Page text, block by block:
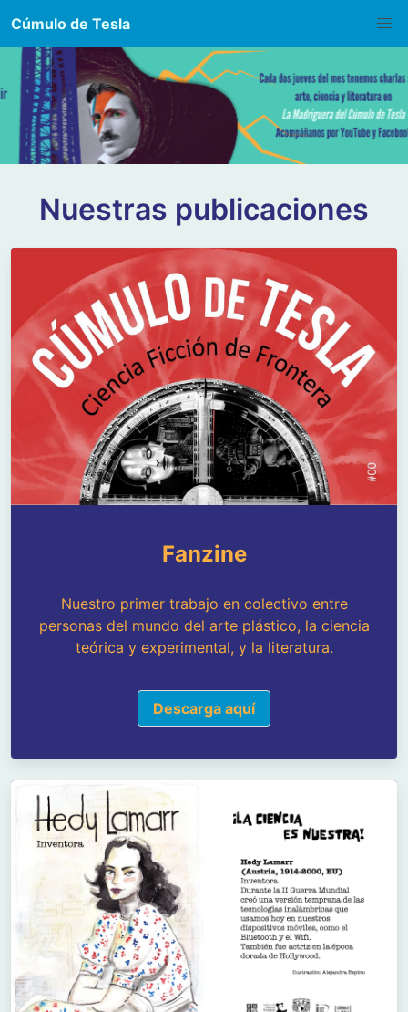
Cúmulo de Tesla
Nuestras publicaciones
Fanzine
Nuestro primer trabajo en colectivo entre
personas del mundo del arte plástico, la ciencia
teórica y experimental, y la literatura.
Descarga aquí